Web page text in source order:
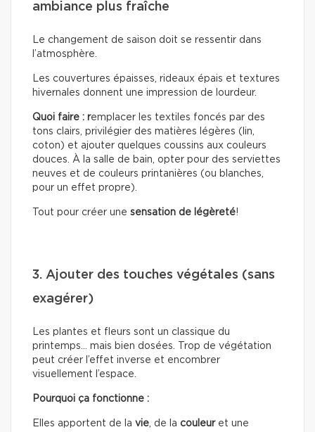
ambiance plus fraîche
Le changement de saison doit se ressentir dans
l’atmosphère.
Les couvertures épaisses, rideaux épais et textures
hivernales donnent une impression de lourdeur.
Quoi faire : remplacer les textiles foncés par des
tons clairs, privilégier des matières légères (lin,
coton) et ajouter quelques coussins aux couleurs
douces. À la salle de bain, opter pour des serviettes
neuves et de couleurs printanières (ou blanches,
pour un effet propre).
Tout pour créer une sensation de légèreté!
3. Ajouter des touches végétales (sans
exagérer)
Les plantes et fleurs sont un classique du
printemps… mais bien dosées. Trop de végétation
peut créer l’effet inverse et encombrer
visuellement l’espace.
Pourquoi ça fonctionne :
Elles apportent de la vie, de la couleuret une